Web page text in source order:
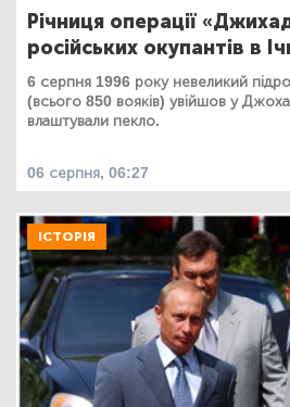
Річниця операції
російських окупантів в
6 серпня 1996 року невеликий
(всього 850 вояків) увійшов у
влаштували пекло.
06 серпня, 06:27
ІСТОРІЯ